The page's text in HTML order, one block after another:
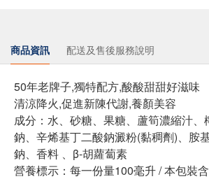
商品資訊 配送及售後服務說明
50年老牌子,獨特配方,酸酸甜甜好滋味
清涼降火,促進新陳代謝,養顏美容
成分：水、砂糖、果糖、蘆筍濃縮汁、
鈉、辛烯基丁二酸鈉澱粉(黏稠劑)、胺
鈉、香料 、β-胡蘿蔔素
營養標示：每一份量100毫升 / 本包裝